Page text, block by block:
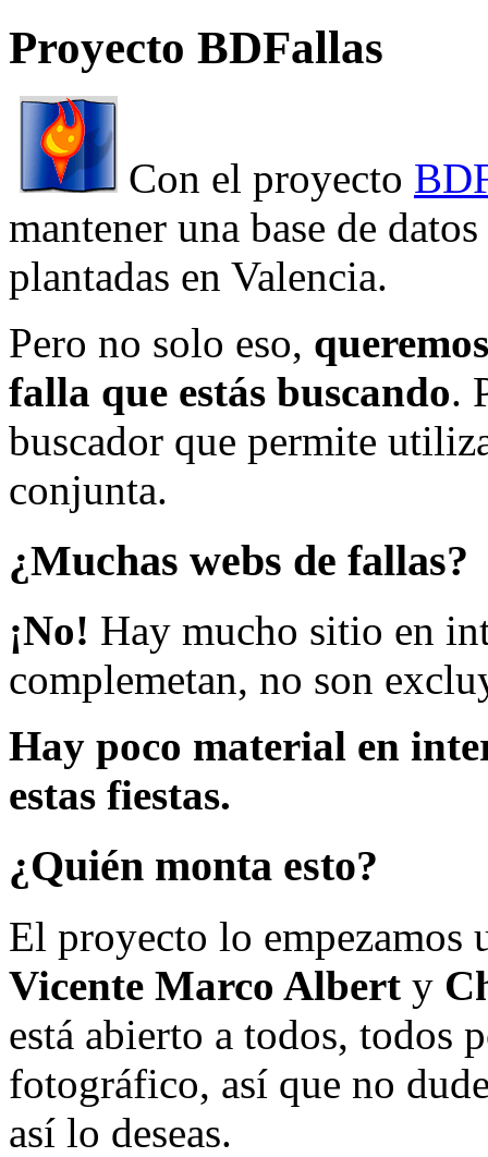
Proyecto BDFallas
Con el proyecto
mantener una base de
plantadas en Valencia.
Pero no solo eso,
falla que estás buscando.
buscador que permite
conjunta.
¿Muchas webs de fallas?
¡No! Hay mucho sitio en
complemetan, no son
Hay poco material en
estas fiestas.
¿Quién monta esto?
El proyecto lo empezamos
Vicente Marco Albert y
está abierto a todos, todos
fotográfico, así que no
así lo deseas.